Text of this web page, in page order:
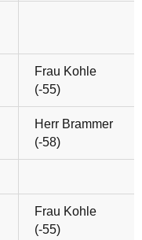
Frau Kohle
(-55)
Herr Brammer
(-58)
Frau Kohle
(-55)